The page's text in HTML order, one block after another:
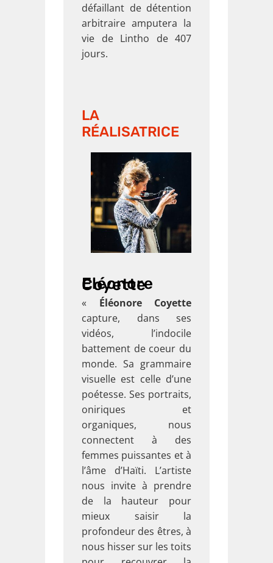
défaillant de détention
arbitraire amputera la
vie de Lintho de 407
jours.
LA
RÉALISATRICE
Eléonore Coyette
« Éléonore Coyette
capture, dans ses
vidéos, l’indocile
battement de coeur du
monde. Sa grammaire
visuelle est celle d’une
poétesse. Ses portraits,
oniriques et
organiques, nous
connectent à des
femmes puissantes et à
l’âme d’Haïti. L’artiste
nous invite à prendre
de la hauteur pour
mieux saisir la
profondeur des êtres, à
nous hisser sur les toits